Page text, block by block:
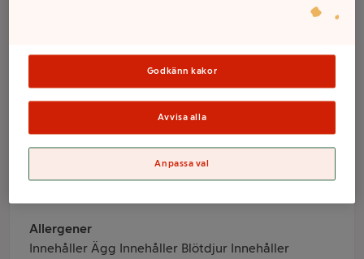
Kin Food
Varumärke
Produktinformation
Allergener
Innehåller Ägg Innehåller Blötdjur Innehåller
Godkänn kakor
Avvisa alla
Anpassa val